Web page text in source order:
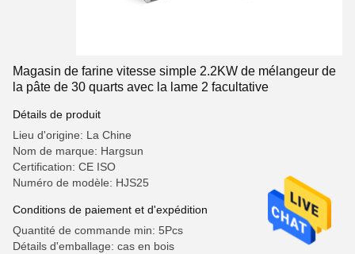
Magasin de farine vitesse simple 2.2KW de mélangeur de
la pâte de 30 quarts avec la lame 2 facultative
Détails de produit
Lieu d'origine: La Chine
Nom de marque: Hargsun
Certification: CE ISO
Numéro de modèle: HJS25
Conditions de paiement et d'expédition
Quantité de commande min: 5Pcs
Détails d'emballage: cas en bois